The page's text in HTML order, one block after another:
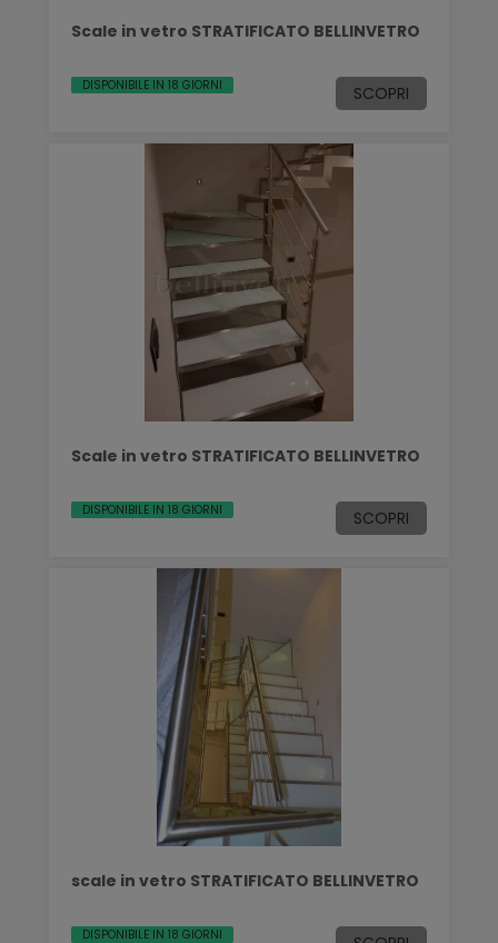
Scale in vetro STRATIFICATO BELLINVETRO
DISPONIBILE IN 18 GIORNI SCOPRI
Scale in vetro STRATIFICATO BELLINVETRO
DISPONIBILE IN 18 GIORNI SCOPRI
scale in vetro STRATIFICATO BELLINVETRO
DISPONIBILE IN 18 GIORNI